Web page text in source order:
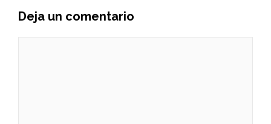
Deja un comentario